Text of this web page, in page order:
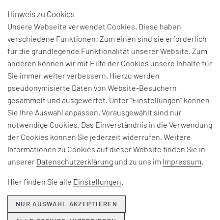
Hinweis zu Cookies
Unsere Webseite verwendet Cookies. Diese haben
verschiedene Funktionen: Zum einen sind sie erforderlich
für die grundlegende Funktionalität unserer Website. Zum
anderen können wir mit Hilfe der Cookies unsere Inhalte für
Sie immer weiter verbessern. Hierzu werden
pseudonymisierte Daten von Website-Besuchern
gesammelt und ausgewertet. Unter "Einstellungen" können
Sie Ihre Auswahl anpassen. Vorausgewählt sind nur
notwendige Cookies. Das Einverständnis in die Verwendung
der Cookies können Sie jederzeit widerrufen. Weitere
Informationen zu Cookies auf dieser Website finden Sie in
unserer Datenschutzerklärung und zu uns im Impressum.
Hier finden Sie alle Einstellungen.
NUR AUSWAHL AKZEPTIEREN